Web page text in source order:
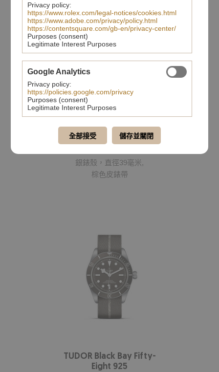
TUDOR Black Bay Fifty-
Eight 925
銀錶殼，直徑39毫米,
棕色皮錶帶
TUDOR Black Bay Fifty-
Eight 925
Privacy policy:
https://www.rolex.com/legal-notices/cookies.html
https://www.adobe.com/privacy/policy.html
https://contentsquare.com/gb-en/privacy-center/
Purposes (consent)
Legitimate Interest Purposes
Google Analytics
Privacy policy:
https://policies.google.com/privacy
Purposes (consent)
Legitimate Interest Purposes
全部接受 儲存並關閉